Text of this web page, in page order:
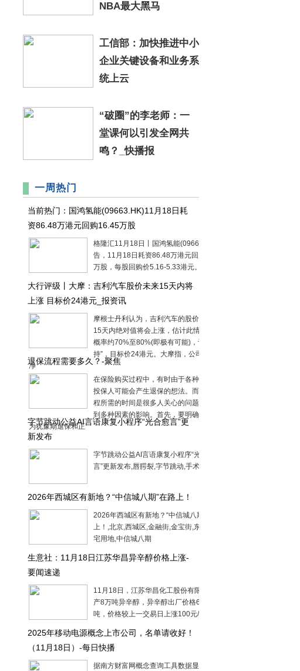
NBA最大黑马
工信部：加快推进中小
企业关键设备和业务系
统上云
“破圈”的李老师：一
堂课何以引发全网共
鸣？_快播报
一周热门
当前热门：国鸿氢能(09663.HK)11月18日耗
资86.48万港元回购16.45万股
格隆汇11月18日丨国鸿氢能(09663.HK)公
告，11月18日耗资86.48万港元回购16.45
万股，每股回购价5.16-5.33港元。
大行评级丨大摩：吉利汽车股价未来15天内将
上涨 目标价24港元_报资讯
摩根士丹利认为，吉利汽车的股价在未来
15天内绝对值将会上涨，估计此情境实现
概率约70%至80%(即极有可能)，评级“增
持”，目标价24港元。大摩指，公司第三季
净
退保流程需要多久？-聚焦
在保险购买过程中，有时由于各种原因，
投保人可能会产生退保的想法。而退保流
程所需的时间是很多人关心的问题，它受
到多种因素的影响。首先，要明确退保分
为犹豫期退保和正
字节跳动公益AI言语康复小程序“光合愈言”更
新发布
字节跳动公益AI言语康复小程序“光合愈
言”更新发布,唇腭裂,字节跳动,手术,测评
2026年西城区有新地？“中信城八期”在路上！
2026年西城区有新地？“中信城八期”在路
上！,北京,西城区,金融街,金宝街,东城区,住
宅用地,中信城八期
生意社：11月18日江苏华昌异辛醇价格上涨-
要闻速递
11月18日，江苏华昌化工股份有限公司年
产8万吨异辛醇，异辛醇出厂价格6250元/
吨，价格较上一交易日上涨100元/吨。
2025年移动电源概念上市公司，名单请收好！
（11月18日）-每日快播
据南方财富网概念查询工具数据显示，移